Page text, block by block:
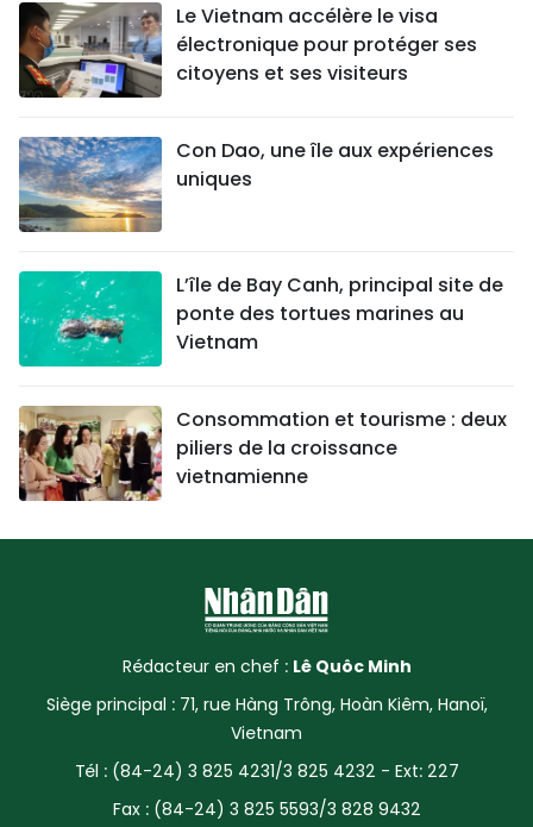
Le Vietnam accélère le visa
électronique pour protéger ses
citoyens et ses visiteurs
Con Dao, une île aux expériences
uniques
L’île de Bay Canh, principal site de
ponte des tortues marines au
Vietnam
Consommation et tourisme : deux
piliers de la croissance
vietnamienne
Rédacteur en chef : Lê Quôc Minh
Siège principal : 71, rue Hàng Trông, Hoàn Kiêm, Hanoï,
Vietnam
Tél : (84-24) 3 825 4231/3 825 4232 - Ext: 227
Fax : (84-24) 3 825 5593/3 828 9432